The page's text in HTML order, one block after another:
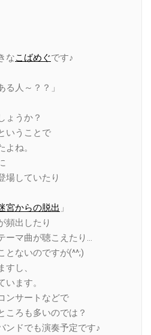
なこばめぐです♪
る人～？？」
ょうか？
いうことで
ね。
場していたり
宮からの脱出 」
頻出したり
ーマ曲が聴こえたり…
とないのですが(^^;)
し、
ます。
ンサートなどで
ころも多いのでは？
ンドでも演奏予定です♪